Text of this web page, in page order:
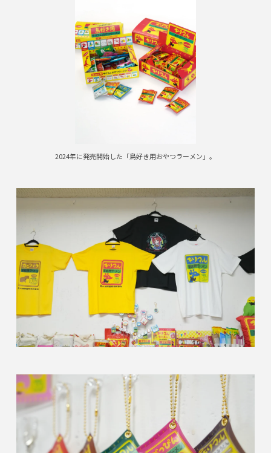
2024年に発売開始した「鳥好き用おやつラーメン」。